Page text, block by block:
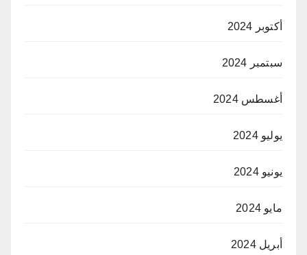
أكتوبر 2024
سبتمبر 2024
أغسطس 2024
يوليو 2024
يونيو 2024
مايو 2024
أبريل 2024